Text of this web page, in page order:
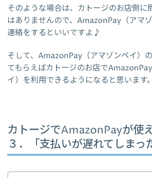
そのような場合は、カトージのお店側に
はありませんので、AmazonPay（アマ
連絡をするといいですよ♪
そして、AmazonPay（アマゾンペイ）
てもらえばカトージのお店で
イ）を利用できるようになると思います。
カトージでAmazonPayが使
３．「支払いが遅れてしまっ